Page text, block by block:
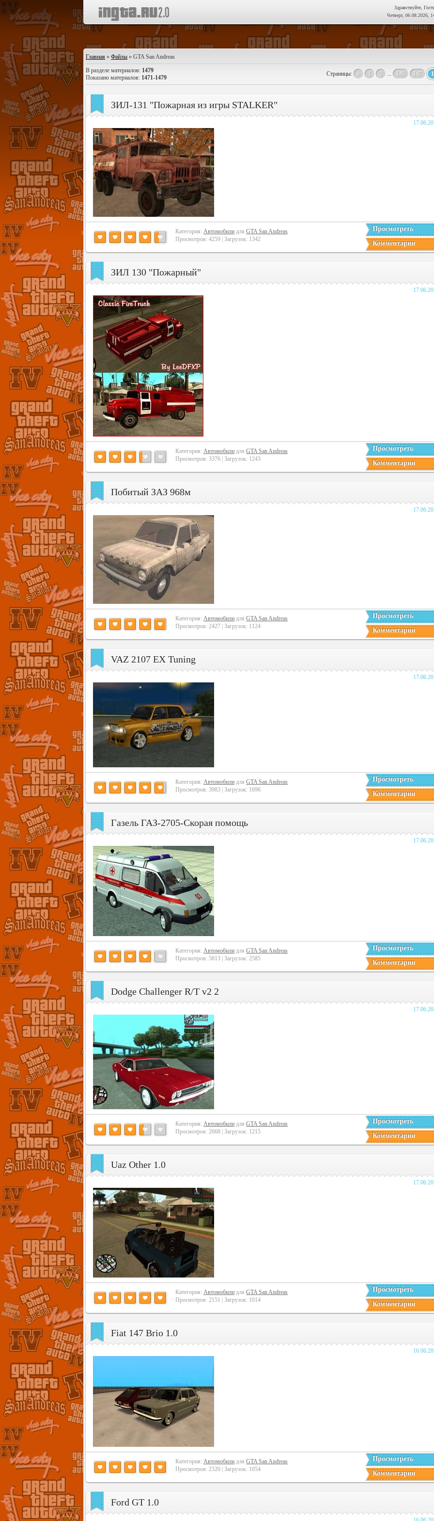
Здравствуйте,
Четверг, 06.08.2026,
Главная » Файлы » GTA San Andreas
В разделе материалов: 1479
Показано материалов: 1471-1479
Страницы: « 1 2 ... 146 147
ЗИЛ-131 "Пожарная из игры STALKER"
Категория: Автомобили для GTA San Andreas
Просмотров: 4259 | Загрузок: 1342
Просмотреть
Комментарии
ЗИЛ 130 "Пожарный"
Категория: Автомобили для GTA San Andreas
Просмотров: 3376 | Загрузок: 1243
Просмотреть
Комментарии
Побитый ЗАЗ 968м
Категория: Автомобили для GTA San Andreas
Просмотров: 2427 | Загрузок: 1124
Просмотреть
Комментарии
VAZ 2107 EX Tuning
Категория: Автомобили для GTA San Andreas
Просмотров: 3983 | Загрузок: 1696
Просмотреть
Комментарии
Газель ГАЗ-2705-Cкорая помощь
Категория: Автомобили для GTA San Andreas
Просмотров: 5813 | Загрузок: 2585
Просмотреть
Комментарии
Dodge Challenger R/T v2 2
Категория: Автомобили для GTA San Andreas
Просмотров: 2668 | Загрузок: 1215
Просмотреть
Комментарии
Uaz Other 1.0
Категория: Автомобили для GTA San Andreas
Просмотров: 2151 | Загрузок: 1014
Просмотреть
Комментарии
Fiat 147 Brio 1.0
Категория: Автомобили для GTA San Andreas
Просмотров: 2320 | Загрузок: 1054
Просмотреть
Комментарии
Ford GT 1.0